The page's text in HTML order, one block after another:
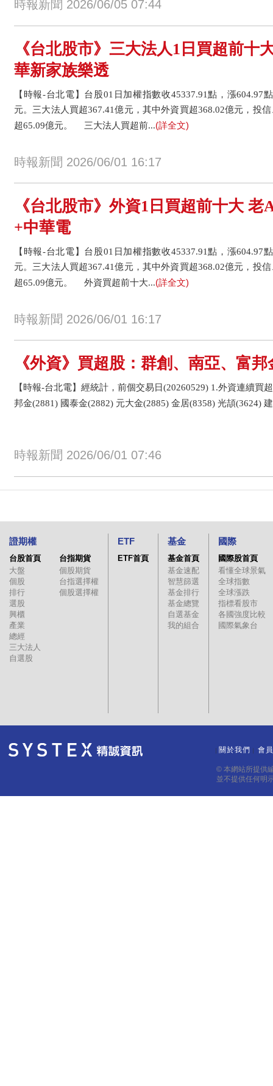
時報新聞 2026/06/05 07:44
《台北股市》三大法人1日買超前十
華新家族樂透
【時報-台北電】台股01日加權指數收45337.91點，漲604.97
元。三大法人買超367.41億元，其中外資買超368.02億元，投
超65.09億元。 三大法人買超前...(詳全文)
時報新聞 2026/06/01 16:17
《台北股市》外資1日買超前十大
+中華電
【時報-台北電】台股01日加權指數收45337.91點，漲604.97
元。三大法人買超367.41億元，其中外資買超368.02億元，投
超65.09億元。 外資買超前十大...(詳全文)
時報新聞 2026/06/01 16:17
《外資》買超股：群創、南亞、富邦
【時報-台北電】經統計，前個交易日(20260529) 1.外資連續買
邦金(2881) 國泰金(2882) 元大金(2885) 金居(8358) 光頡(3624)
時報新聞 2026/06/01 07:46
證期權
台股首頁
大盤
個股
排行
選股
興櫃
產業
總經
三大法人
自選股
台指期貨
個股期貨
台指選擇權
個股選擇權
ETF
ETF首頁
基金
基金首頁
基金速配
智慧篩選
基金排行
基金總覽
自選基金
我的組合
國際
國際股首頁
看懂全球景氣
全球指數
全球漲跌
指標看股市
各國強度比較
國際氣象台
關於我們 會
© 本網站所提供
並不提供任何明